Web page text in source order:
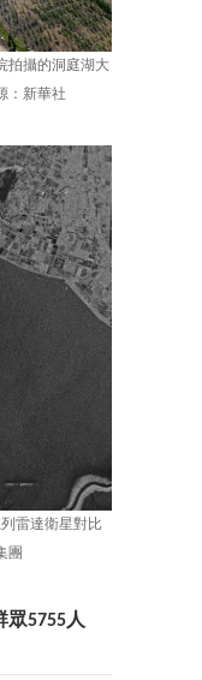
拍攝的洞庭湖大
：新華社
雷達衛星對比
團
眾5755人